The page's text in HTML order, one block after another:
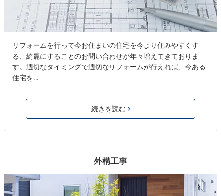
リフォームを行って今お住まいの住宅を今より住みやすくす
る、綺麗にすることのお問い合わせが年々増えてきておりま
す。適切なタイミングで適切なリフォームが行えれば、今ある
住宅を…
続きを読む
外構工事